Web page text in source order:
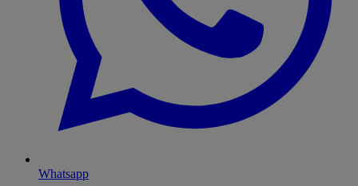
Whatsapp